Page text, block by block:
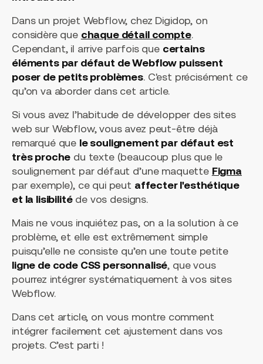
Dans un projet Webflow, chez Digidop, on
considère que chaque détail compte.
Cependant, il arrive parfois que certains
éléments par défaut de Webflow puissent
poser de petits problèmes. C'est précisément ce
qu’on va aborder dans cet article.
Si vous avez l’habitude de développer des sites
web sur Webflow, vous avez peut-être déjà
remarqué que le soulignement par défaut est
très proche du texte (beaucoup plus que le
soulignement par défaut d’une maquette Figma
par exemple), ce qui peut affecter l'esthétique
et la lisibilitéde vos designs.
Mais ne vous inquiétez pas, on a la solution à ce
problème, et elle est extrêmement simple
puisqu’elle ne consiste qu’en une toute petite
ligne de code CSS personnalisé, que vous
pourrez intégrer systématiquement à vos sites
Webflow.
Dans cet article, on vous montre comment
intégrer facilement cet ajustement dans vos
projets. C’est parti !